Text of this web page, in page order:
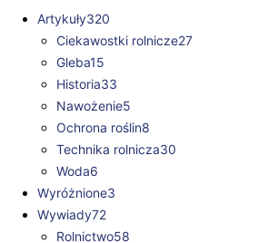
Artykuły320
Ciekawostki rolnicze27
Gleba15
Historia33
Nawożenie5
Ochrona roślin8
Technika rolnicza30
Woda6
Wyróżnione3
Wywiady72
Rolnictwo58